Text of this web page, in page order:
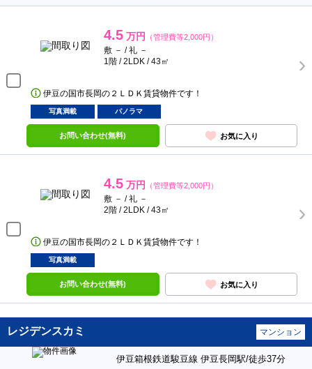
4.5 万円 （管理費等2,000円）
敷 － / 礼 －
1階 / 2LDK / 43㎡
伊豆の国市長岡の２ＬＤＫ賃貸物件です！
写真満載 パノラマ
お問い合わせ(無料) お気に入り
4.5 万円 （管理費等2,000円）
敷 － / 礼 －
2階 / 2LDK / 43㎡
伊豆の国市長岡の２ＬＤＫ賃貸物件です！
写真満載
お問い合わせ(無料) お気に入り
レジデンスカミ マンション
伊豆箱根鉄道駿豆線 伊豆長岡駅/徒歩37分